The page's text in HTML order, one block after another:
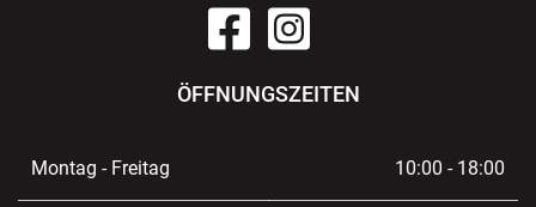
ÖFFNUNGSZEITEN
Montag - Freitag 10:00 - 18:00